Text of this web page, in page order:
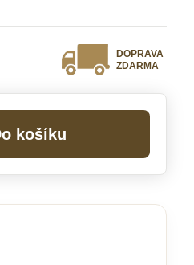
DOPRAVA
ZDARMA
Do košíku